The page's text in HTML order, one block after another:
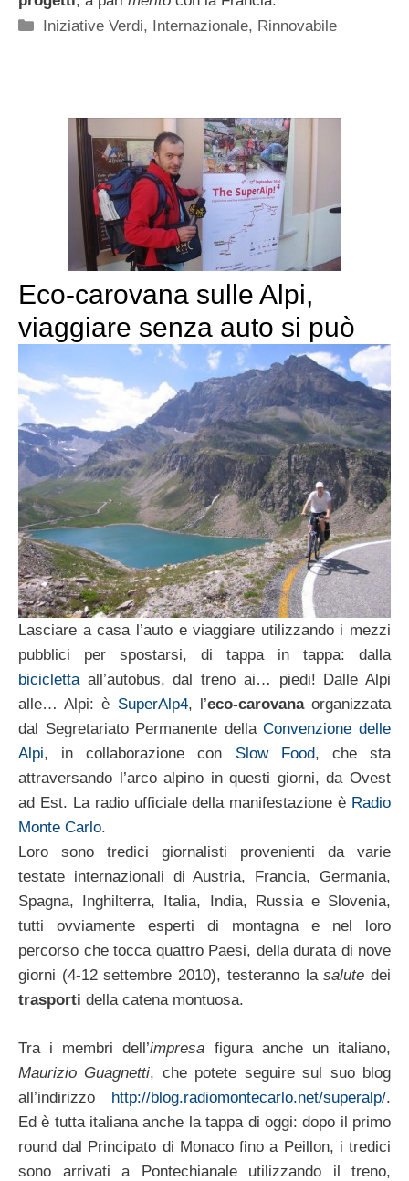
Categorie
Iniziative Verdi, Internazionale, Rinnovabile
Eco-carovana sulle Alpi,
viaggiare senza auto si può
Lasciare a casa l’auto e viaggiare utilizzando i mezzi
pubblici per spostarsi, di tappa in tappa: dalla
biciclettaall’autobus, dal treno ai… piedi! Dalle Alpi
alle… Alpi: è SuperAlp4, l’eco-carovanaorganizzata
dal Segretariato Permanente dellaConvenzione delle
Alpi, in collaborazione con Slow Food, che sta
attraversando l’arco alpino in questi giorni, da Ovest
ad Est. La radio ufficiale della manifestazione è Radio
Monte Carlo.
Loro sono tredici giornalisti provenienti da varie
testate internazionali di Austria, Francia, Germania,
Spagna, Inghilterra, Italia, India, Russia e Slovenia,
tutti ovviamente esperti di montagna e nel loro
percorso che tocca quattro Paesi, della durata di nove
giorni (4-12 settembre 2010), testeranno lasalute dei
trasporti della catena montuosa.
Tra i membri dell’impresa figura anche un italiano,
Maurizio Guagnetti, che potete seguire sul suo blog
all’indirizzo http://blog.radiomontecarlo.net/superalp/.
Ed è tutta italiana anche la tappa di oggi: dopo il primo
round dal Principato di Monaco fino a Peillon, i tredici
sono arrivati a Pontechianale utilizzando il treno,